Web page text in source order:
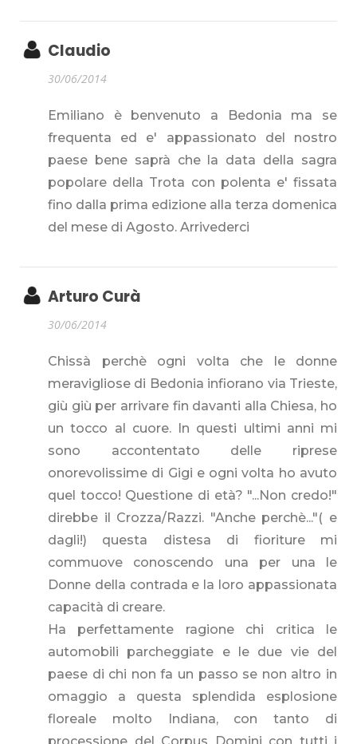
Claudio
30/06/2014
Emiliano è benvenuto a Bedonia ma se
frequenta ed e' appassionato del nostro
paese bene saprà che la data della sagra
popolare della Trota con polenta e' fissata
fino dalla prima edizione alla terza domenica
del mese di Agosto. Arrivederci
Arturo Curà
30/06/2014
Chissà perchè ogni volta che le donne
meravigliose di Bedonia infiorano via Trieste,
giù giù per arrivare fin davanti alla Chiesa, ho
un tocco al cuore. In questi ultimi anni mi
sono accontentato delle riprese
onorevolissime di Gigi e ogni volta ho avuto
quel tocco! Questione di età? "...Non credo!"
direbbe il Crozza/Razzi. "Anche perchè..."( e
dagli!) questa distesa di fioriture mi
commuove conoscendo una per una le
Donne della contrada e la loro appassionata
capacità di creare.
Ha perfettamente ragione chi critica le
automobili parcheggiate e le due vie del
paese di chi non fa un passo se non altro in
omaggio a questa splendida esplosione
floreale molto Indiana, con tanto di